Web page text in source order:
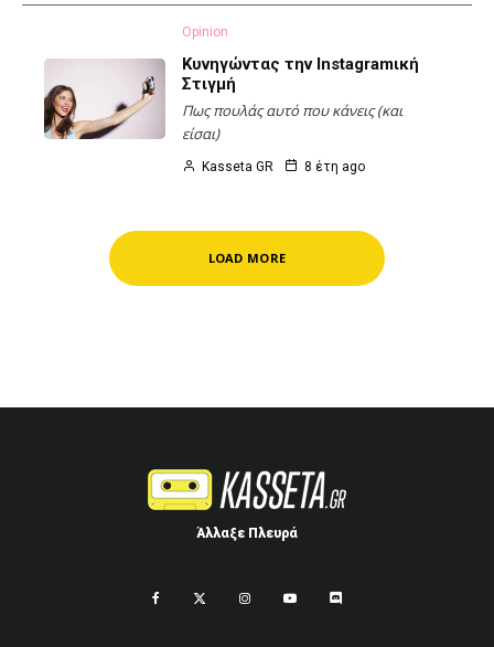
Opinion
Κυνηγώντας την Instagramική
Στιγμή
Πως πουλάς αυτό που κάνεις (και
είσαι)
Kasseta GR 8 έτη ago
LOAD MORE
Άλλαξε Πλευρά